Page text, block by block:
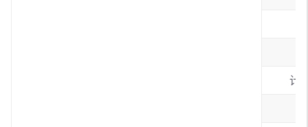
计